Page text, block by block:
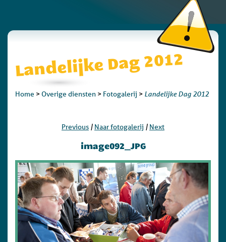
Landelijke Dag 2012
Home > Overige diensten > Fotogalerij > Landelijke Dag 2012
Previous | Naar fotogalerij | Next
image092_JPG